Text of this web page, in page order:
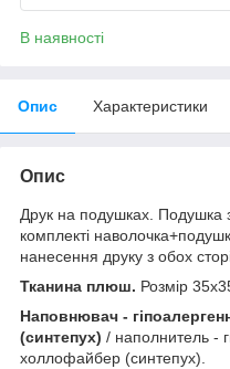
В наявності
Опис Характеристики
Опис
Друк на подушках. Подушка
комплекті
нанесення друку з обох
Тканина плюш. Розмір
Наповнювач -
(синтепух) / наполнитель -
холлофайбер (синтепух).